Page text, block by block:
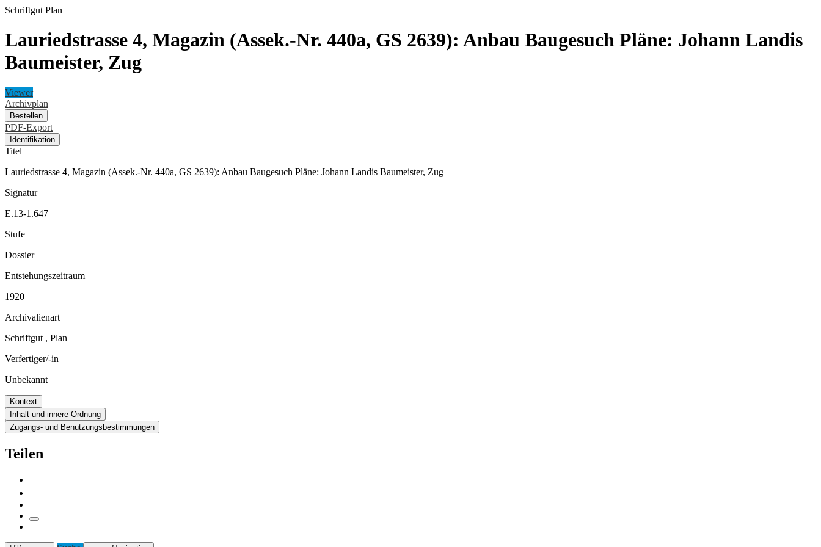
Schriftgut Plan
Lauriedstrasse 4, Magazin (Assek.-Nr. 440a, GS 2639): Anbau Baugesuch Pläne: Johann Landis
Baumeister, Zug
Viewer
Archivplan
Bestellen
PDF-Export
Identifikation
Titel
Lauriedstrasse 4, Magazin (Assek.-Nr. 440a, GS 2639): Anbau Baugesuch Pläne: Johann Landis Baumeister, Zug
Signatur
E.13-1.647
Stufe
Dossier
Entstehungszeitraum
1920
Archivalienart
Schriftgut , Plan
Verfertiger/-in
Unbekannt
Kontext
Inhalt und innere Ordnung
Zugangs- und Benutzungsbestimmungen
Teilen